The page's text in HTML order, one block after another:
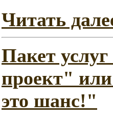
Читать
Пакет
проект"
это шанс!"